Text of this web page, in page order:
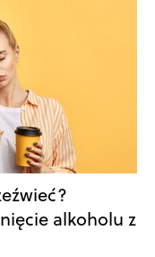
alkoholu z